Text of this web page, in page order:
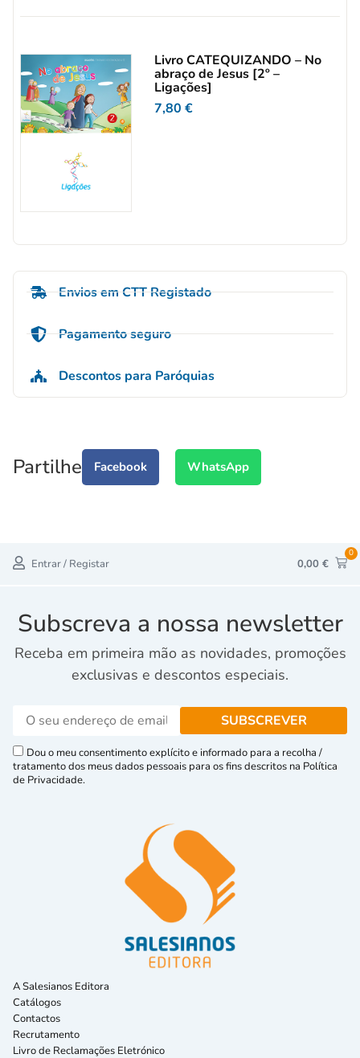
Livro CATEQUIZANDO – No
abraço de Jesus [2º –
Ligações]
7,80€
Envios em CTT Registado
Pagamento seguro
Descontos para Paróquias
Partilhe Facebook WhatsApp
Entrar / Registar 0,00 €
0
Subscreva a nossa newsletter
Receba em primeira mão as novidades, promoções
exclusivas e descontos especiais.
Dou o meu consentimento explícito e informado para a recolha /
tratamento dos meus dados pessoais para os fins descritos na Política
de Privacidade.
A Salesianos Editora
Catálogos
Contactos
Recrutamento
Livro de Reclamações Eletrónico